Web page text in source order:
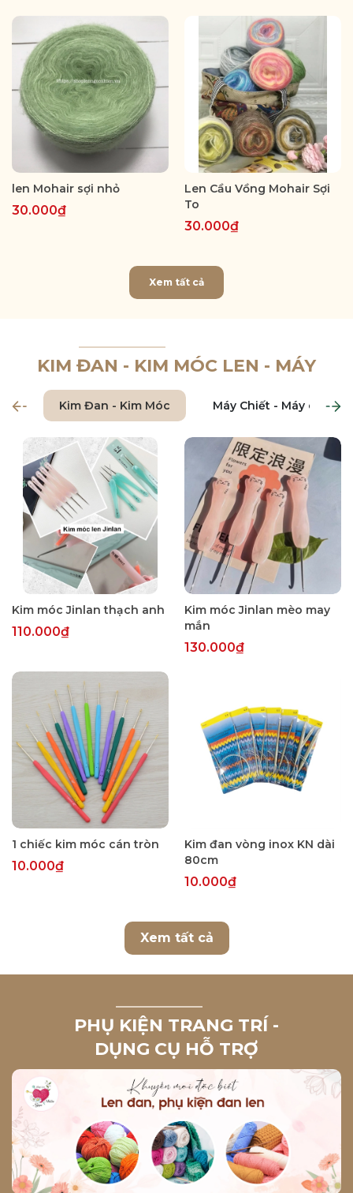
len Mohair sợi nhỏ
30.000₫
Len Cầu Vồng Mohair Sợi
To
30.000₫
Xem tất cả
KIM ĐAN - KIM MÓC LEN - MÁY
Kim Đan - Kim Móc Máy Chiết - Máy chập
Kim móc Jinlan thạch anh
110.000₫
Kim móc Jinlan mèo may
mắn
130.000₫
1 chiếc kim móc cán tròn
10.000₫
Kim đan vòng inox KN dài
80cm
10.000₫
Xem tất cả
PHỤ KIỆN TRANG TRÍ -
DỤNG CỤ HỖ TRỢ